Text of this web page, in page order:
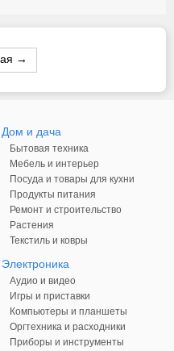
→
Дом и дача
Бытовая техника
Мебель и интерьер
Посуда и товары для кухни
Продукты питания
Ремонт и строительство
Растения
Текстиль и ковры
Электроника
Аудио и видео
Игры и приставки
Компьютеры и планшеты
Оргтехника и расходники
Приборы и инструменты